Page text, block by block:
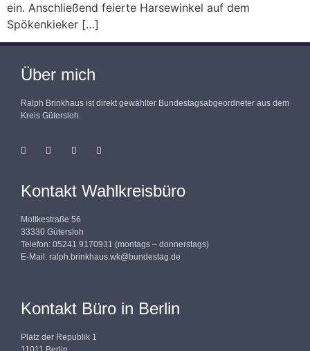
ein. Anschließend feierte Harsewinkel auf dem
Spökenkieker […]
Über mich
Ralph Brinkhaus ist direkt gewählter Bundestagsabgeordneter aus dem
Kreis Gütersloh.
Kontakt Wahlkreisbüro
Moltkestraße 56
33330 Gütersloh
Telefon: 05241 9170931 (montags – donnerstags)
E-Mail: ralph.brinkhaus.wk@bundestag.de
Kontakt Büro in Berlin
Platz der Republik 1